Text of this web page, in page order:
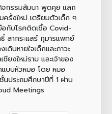
จกรรมสัมนา พูดคุย แลก
ครั้งใหม่ เตรียมตัวเด็ก ๆ
กับโรคติดเชื้อ Covid-
สากระแสร์ กุมารแพทย์
ดินหายใจเด็กและภาวะ
ยงใหม่ราม และเจ้าของ
บบหัวหมอ โดย หมอ
ประถมศึกษาปีที่ 1ผ่าน
Meetings